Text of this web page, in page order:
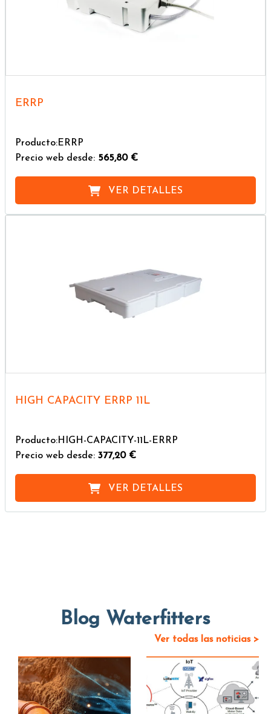
ERRP
Producto:ERRP
Precio web desde: 565,80 €
VER DETALLES
HIGH CAPACITY ERRP 11L
Producto:HIGH-CAPACITY-11L-ERRP
Precio web desde: 377,20 €
VER DETALLES
Blog Waterfitters
Ver todas las noticias >